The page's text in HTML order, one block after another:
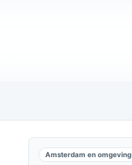
Amsterdam en omgeving